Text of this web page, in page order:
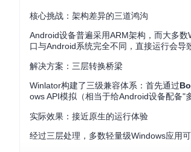
核心挑战：架构差异的三道鸿沟
Android设备普遍采用ARM架构，而大多
口与Android系统完全不同，直接运行会导
解决方案：三层转换桥梁
Winlator构建了三级兼容体系：首先通过
ows API模拟（相当于给Android设备配备"
实际效果：接近原生的运行体验
经过三层处理，多数轻量级Windows应用